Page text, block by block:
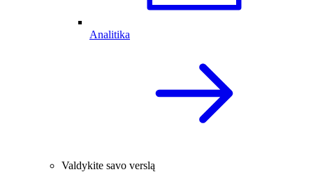
Analitika
Valdykite savo verslą